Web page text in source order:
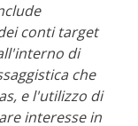
conti target
di
che
e l'utilizzo di
interesse in